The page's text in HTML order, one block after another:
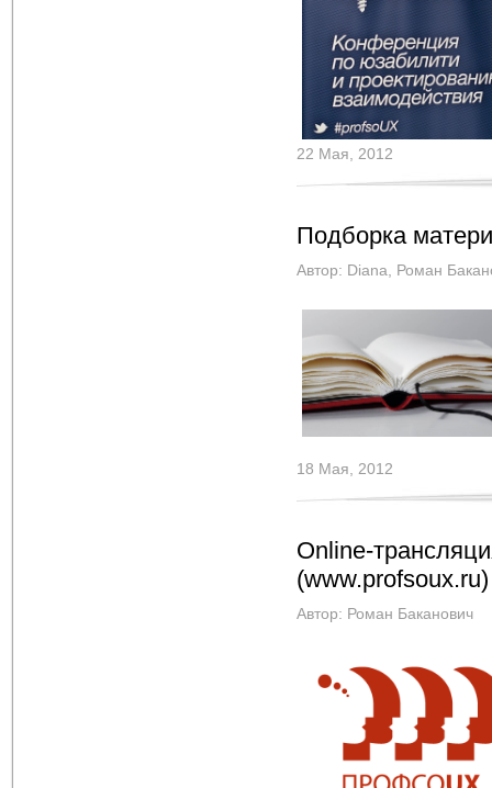
22 Мая, 2012
Подборка
Автор: Diana Роман
18 Мая, 2012
Online-
(www.profsoux.ru)
Автор: Роман Баканович